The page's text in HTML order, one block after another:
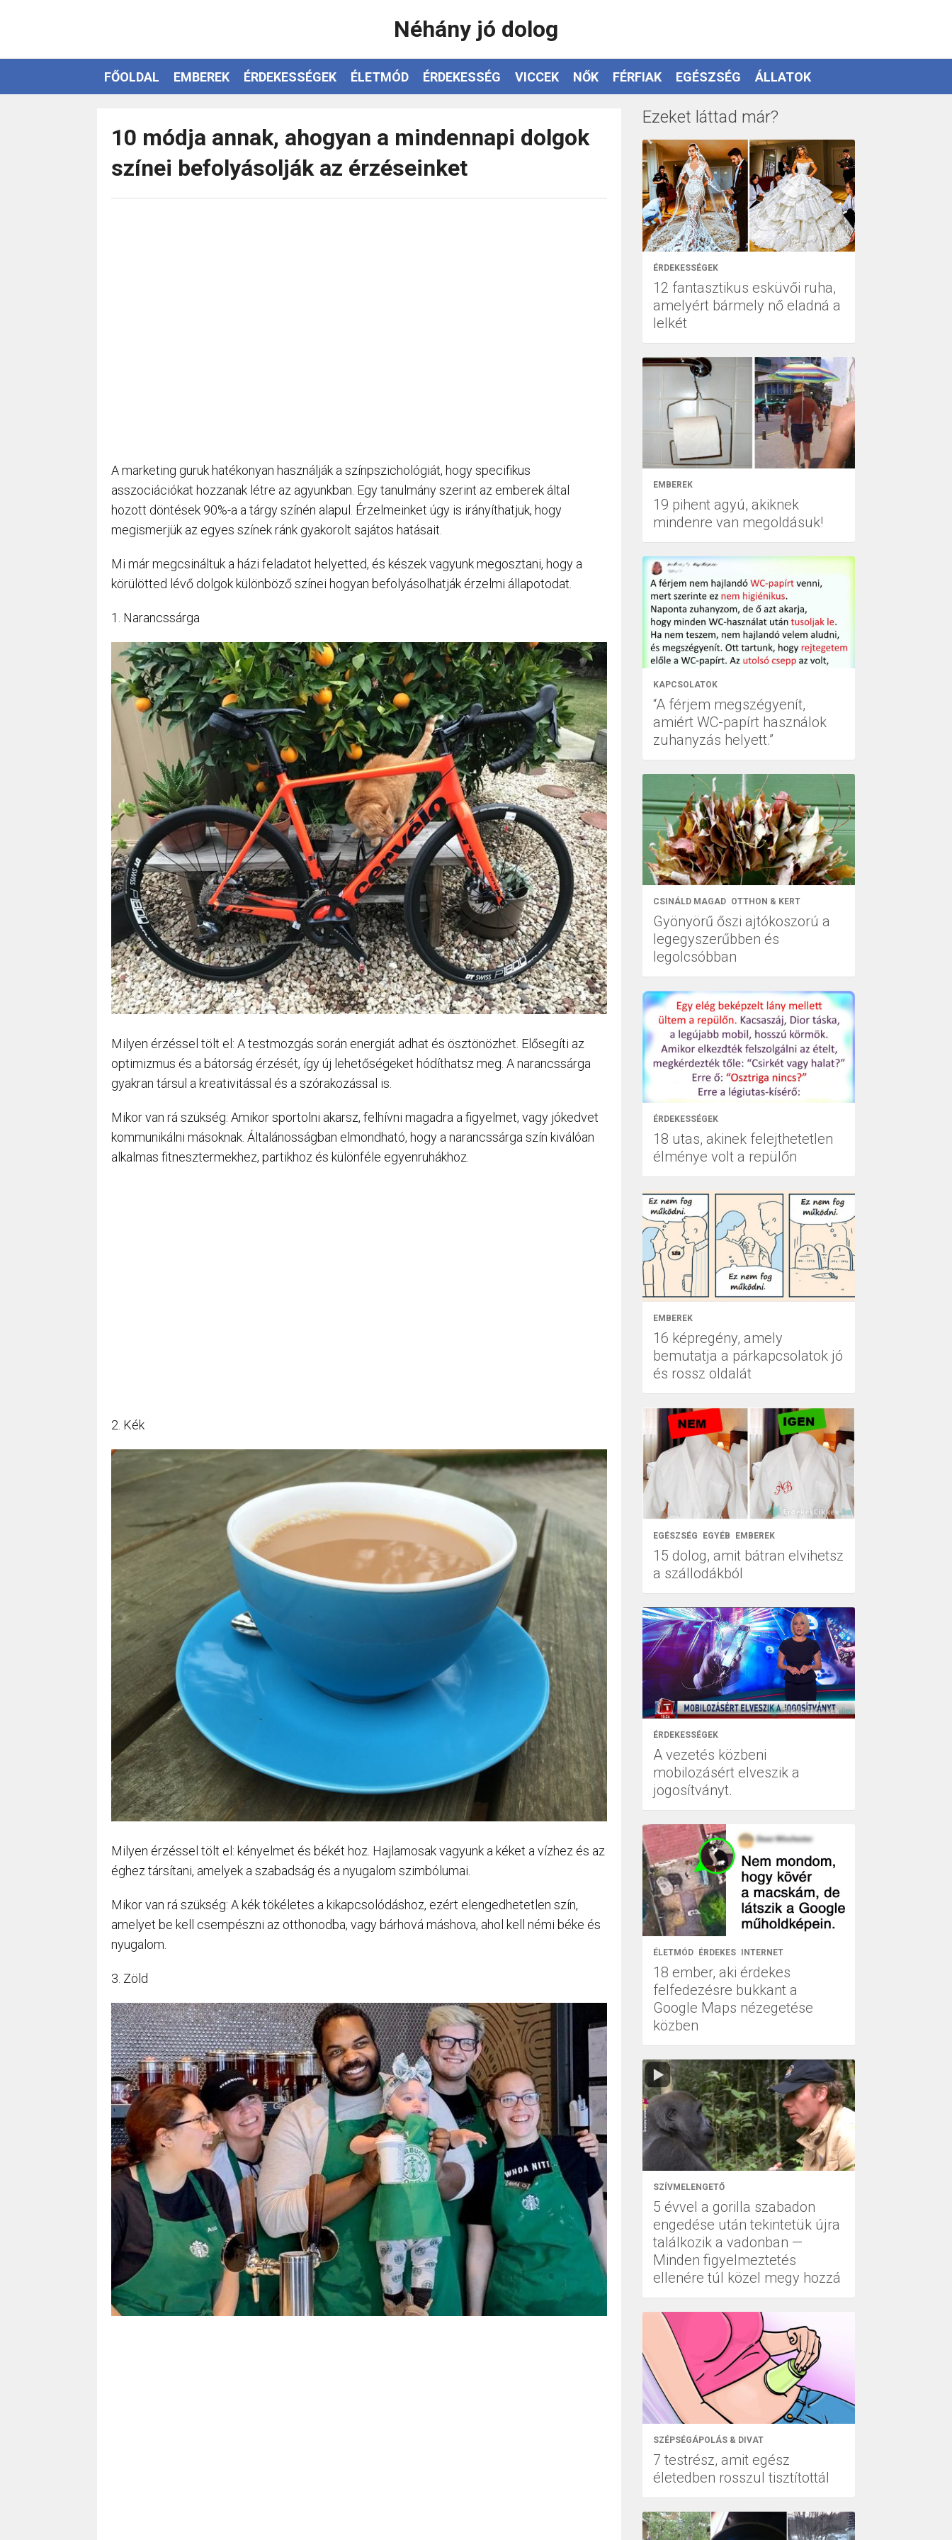
Néhány jó dolog
FŐOLDAL EMBEREK ÉRDEKESSÉGEK ÉLETMÓD ÉRDEKESSÉG VICCEK NŐK FÉRFIAK EGÉSZSÉG ÁLLATOK
10 módja annak, ahogyan a mindennapi dolgok
színei befolyásolják az érzéseinket
A marketing guruk hatékonyan használják a színpszichológiát, hogy specifikus
asszociációkat hozzanak létre az agyunkban. Egy tanulmány szerint az emberek által
hozott döntések 90%-a a tárgy színén alapul. Érzelmeinket úgy is irányíthatjuk, hogy
megismerjük az egyes színek ránk gyakorolt sajátos hatásait.
Mi már megcsináltuk a házi feladatot helyetted, és készek vagyunk megosztani, hogy a
körülötted lévő dolgok különböző színei hogyan befolyásolhatják érzelmi állapotodat.
1. Narancssárga
Milyen érzéssel tölt el: A testmozgás során energiát adhat és ösztönözhet. Elősegíti az
optimizmus és a bátorság érzését, így új lehetőségeket hódíthatsz meg. A narancssárga
gyakran társul a kreativitással és a szórakozással is.
Mikor van rá szükség: Amikor sportolni akarsz, felhívni magadra a figyelmet, vagy jókedvet
kommunikálni másoknak. Általánosságban elmondható, hogy a narancssárga szín kiválóan
alkalmas fitnesztermekhez, partikhoz és különféle egyenruhákhoz.
2. Kék
Milyen érzéssel tölt el: kényelmet és békét hoz. Hajlamosak vagyunk a kéket a vízhez és az
éghez társítani, amelyek a szabadság és a nyugalom szimbólumai.
Mikor van rá szükség: A kék tökéletes a kikapcsolódáshoz, ezért elengedhetetlen szín,
amelyet be kell csempészni az otthonodba, vagy bárhová máshova, ahol kell némi béke és
nyugalom.
3. Zöld
Ezeket láttad már?
ÉRDEKESSÉGEK
12 fantasztikus esküvői ruha,
amelyért bármely nő eladná a
lelkét
EMBEREK
19 pihent agyú, akiknek
mindenre van megoldásuk!
KAPCSOLATOK
“A férjem megszégyenít,
amiért WC-papírt használok
zuhanyzás helyett.”
CSINÁLD MAGAD OTTHON & KERT
Gyönyörű őszi ajtókoszorú a
legegyszerűbben és
legolcsóbban
ÉRDEKESSÉGEK
18 utas, akinek felejthetetlen
élménye volt a repülőn
EMBEREK
16 képregény, amely
bemutatja a párkapcsolatok jó
és rossz oldalát
EGÉSZSÉG EGYÉB EMBEREK
15 dolog, amit bátran elvihetsz
a szállodákból
ÉRDEKESSÉGEK
A vezetés közbeni
mobilozásért elveszik a
jogosítványt.
ÉLETMÓD ÉRDEKES INTERNET
18 ember, aki érdekes
felfedezésre bukkant a
Google Maps nézegetése
közben
SZÍVMELENGETŐ
5 évvel a gorilla szabadon
engedése után tekintetük újra
találkozik a vadonban —
Minden figyelmeztetés
ellenére túl közel megy hozzá
SZÉPSÉGÁPOLÁS & DIVAT
7 testrész, amit egész
életedben rosszul tisztítottál